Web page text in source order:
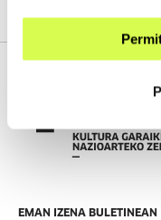
EMAN IZENA BULETINEAN